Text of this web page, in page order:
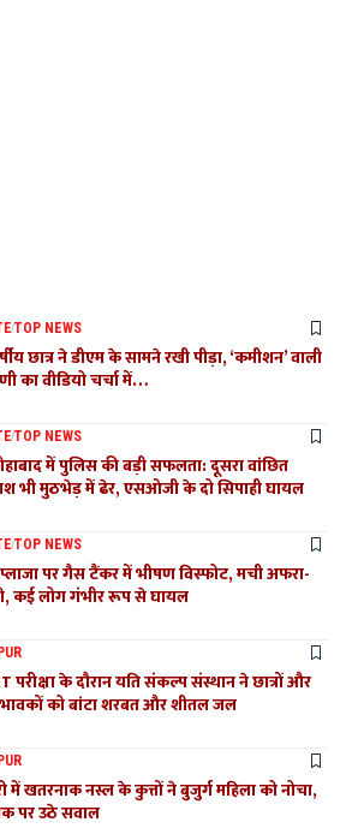
TOP NEWS
छात्र ने डीएम के सामने रखी पीड़ा, ‘कमीशन’ वाली
का वीडियो चर्चा में…
TOP NEWS
में पुलिस की बड़ी सफलता: दूसरा वांछित
भी मुठभेड़ में ढेर, एसओजी के दो सिपाही घायल
TOP NEWS
पर गैस टैंकर में भीषण विस्फोट, मची अफरा-
कई लोग गंभीर रूप से घायल
परीक्षा के दौरान यति संकल्प संस्थान ने छात्रों और
को बांटा शरबत और शीतल जल
में खतरनाक नस्ल के कुत्तों ने बुजुर्ग महिला को नोचा,
पर उठे सवाल